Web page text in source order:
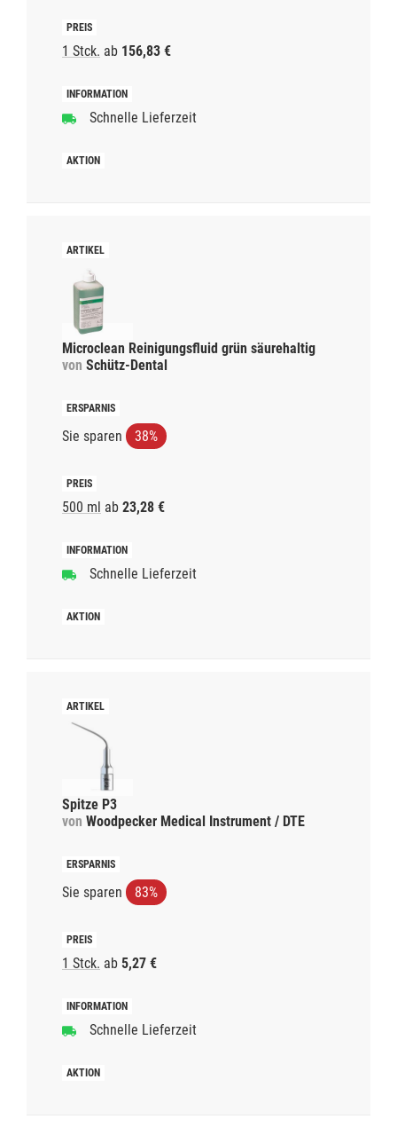
1 Stck. ab 156,83 €
Schnelle Lieferzeit
Microclean Reinigungsfluid grün säurehaltig
von Schütz-Dental
Sie sparen 38%
500 ml ab 23,28 €
Schnelle Lieferzeit
Spitze P3
von Woodpecker Medical Instrument / DTE
Sie sparen 83%
1 Stck. ab 5,27 €
Schnelle Lieferzeit